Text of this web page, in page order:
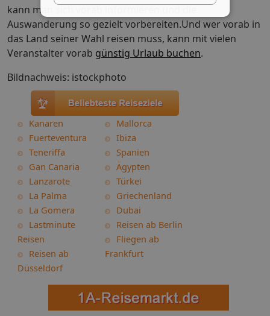
Kanaren
Fuerteventura
Teneriffa
Gan Canaria
Lanzarote
La Palma
La Gomera
Lastminute
Reisen
Reisen ab
Düsseldorf
Mallorca
Ibiza
Spanien
Ägypten
Türkei
Griechenland
Dubai
Reisen ab Berlin
Fliegen ab
Frankfurt
kann man sich vorab informieren und die
Auswanderung so gezielt vorbereiten.Und wer vorab in
das Land seiner Wahl reisen muss, kann mit vielen
Veranstalter vorab günstig Urlaub buchen.
Bildnachweis: istockphoto